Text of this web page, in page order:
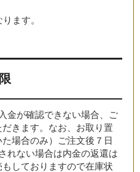
ます。
金が確認できない場合、ご
きます。なお、お取り置
場合のみ）ご注文後７日
れない場合は内金の返還は
しておりますので在庫状